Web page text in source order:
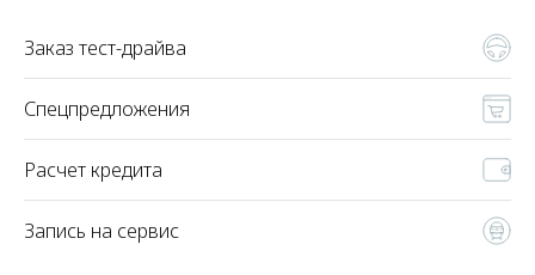
Заказ тест-драйва
Спецпредложения
Расчет кредита
Запись на сервис